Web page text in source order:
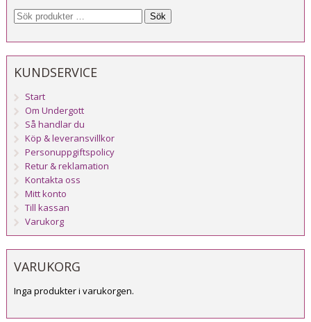
Sök
KUNDSERVICE
Start
Om Undergott
Så handlar du
Köp & leveransvillkor
Personuppgiftspolicy
Retur & reklamation
Kontakta oss
Mitt konto
Till kassan
Varukorg
VARUKORG
Inga produkter i varukorgen.